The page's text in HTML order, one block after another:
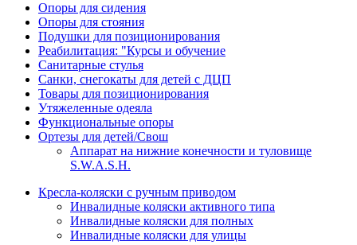
Опоры для сидения
Опоры для стояния
Подушки для позиционирования
Реабилитация: "Курсы и обучение
Санитарные стулья
Санки, снегокаты для детей с ДЦП
Товары для позиционирования
Утяжеленные одеяла
Функциональные опоры
Ортезы для детей/Свош
Аппарат на нижние конечности и туловище
S.W.A.S.H.
Кресла-коляски с ручным приводом
Инвалидные коляски активного типа
Инвалидные коляски для полных
Инвалидные коляски для улицы